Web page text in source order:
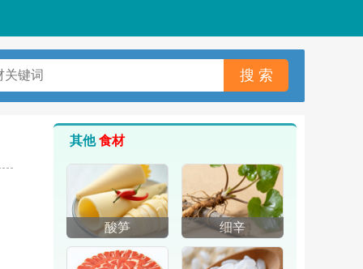
其他食材
酸笋 细辛